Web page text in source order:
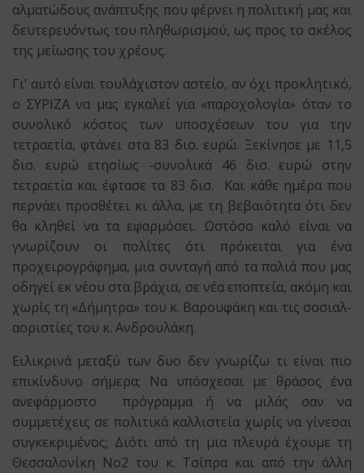
αλματώδους ανάπτυξης που φέρνει η πολιτική μας και
δευτερευόντως του πληθωρισμού, ως προς το σκέλος
της μείωσης του χρέους.
Γι’ αυτό είναι τουλάχιστον αστείο, αν όχι προκλητικό,
ο ΣΥΡΙΖΑ να μας εγκαλεί για «παροχολογία» όταν το
συνολικό κόστος των υποσχέσεων του για την
τετραετία, φτάνει στα 83 δισ. ευρώ. Ξεκίνησε με 11,5
δισ. ευρώ ετησίως -συνολικά 46 δισ. ευρώ στην
τετραετία και έφτασε τα 83 δισ. Και κάθε ημέρα που
περνάει προσθέτει κι άλλα, με τη βεβαιότητα ότι δεν
θα κληθεί να τα εφαρμόσει. Ωστόσο καλό είναι να
γνωρίζουν οι πολίτες ότι πρόκειται για ένα
προχειρογράφημα, μια συνταγή από τα παλιά που μας
οδηγεί εκ νέου στα βράχια, σε νέα εποπτεία, ακόμη και
χωρίς τη «Δήμητρα» του κ. Βαρουφάκη και τις σοσιαλ-
αοριστίες του κ. Ανδρουλάκη.
Ειλικρινά μεταξύ των δυο δεν γνωρίζω τι είναι πιο
επικίνδυνο σήμερα; Να υπόσχεσαι με θράσος ένα
ανεφάρμοστο πρόγραμμα ή να μιλάς σαν να
συμμετέχεις σε πολιτικά καλλιστεία χωρίς να γίνεσαι
συγκεκριμένος; Διότι από τη μια πλευρά έχουμε τη
Θεσσαλονίκη Νο2 του κ. Τσίπρα και από την άλλη